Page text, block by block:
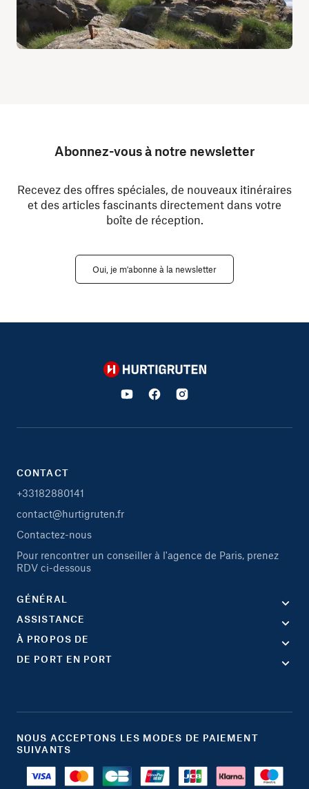
Abonnez-vous à notre newsletter
Recevez des offres spéciales, de nouveaux itinéraires
et des articles fascinants directement dans votre
boîte de réception.
Oui, je m'abonne à la newsletter
Hurtigruten
CONTACT
+33182880141
contact@hurtigruten.fr
Contactez-nous
Pour rencontrer un conseiller à l'agence de Paris, prenez
RDV ci-dessous
GÉNÉRAL
ASSISTANCE
À PROPOS DE
DE PORT EN PORT
NOUS ACCEPTONS LES MODES DE PAIEMENT
SUIVANTS